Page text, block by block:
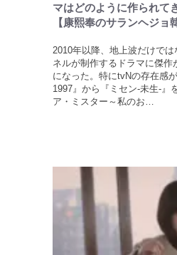
マはどのように作られて
【康熙奉のサランヘジョ
2010年以降、地上波だけで
ネルが制作するドラマに傑作
になった。特にtvNの存在感
1997』から『ミセン-未生-』
ア・ミスター～私のお…